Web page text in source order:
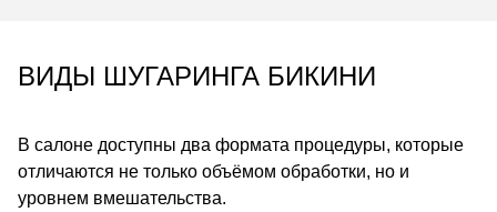
ВИДЫ ШУГАРИНГА БИКИНИ
В салоне доступны два формата процедуры, которые
отличаются не только объёмом обработки, но и
уровнем вмешательства.